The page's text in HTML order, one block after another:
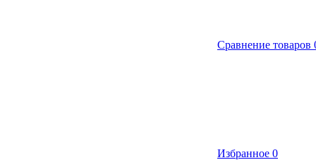
Сравнение товаров
Избранное 0